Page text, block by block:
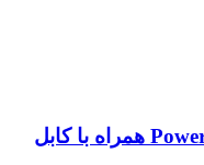
شارژر فندکی ۴۷ وات برند Powerology همراه با کابل